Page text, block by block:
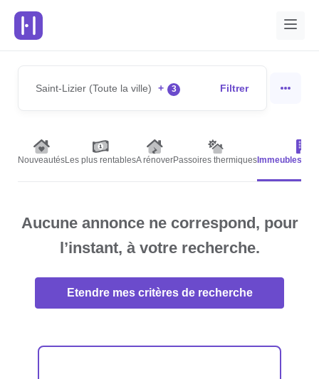
Saint-Lizier (Toute la ville) + 3 Filtrer
NouveautésLes plus rentablesA rénoverPassoires thermiques Immeubles de
Aucune annonce ne correspond, pour
l’instant, à votre recherche.
Etendre mes critères de recherche